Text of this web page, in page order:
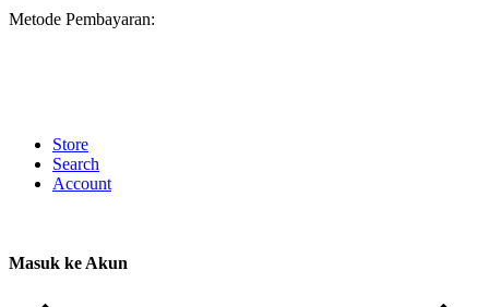
Metode Pembayaran:
Store
Search
Account
Masuk ke Akun